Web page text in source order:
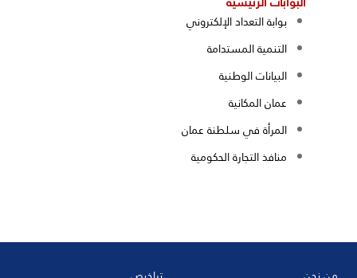
بوابة التعداد الإلكتروني
التنمية المستدامة
البيانات الوطنية
عمان المكانية
المرأة في سلطنة عمان
منافذ التجارة الحكومية